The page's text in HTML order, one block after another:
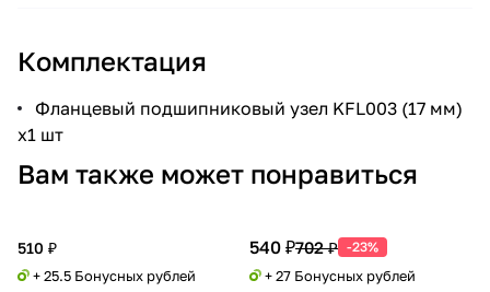
Комплектация
Фланцевый подшипниковый узел KFL003 (17 мм)
x1 шт
Вам также может понравиться
510 ₽
+ 25.5 Бонусных рублей
540 ₽702 ₽ -23%
+ 27 Бонусных рублей